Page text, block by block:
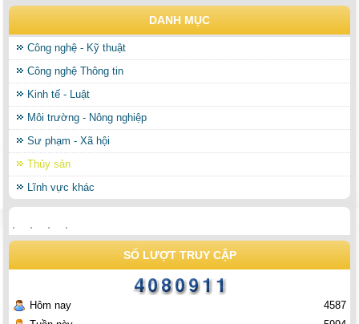
DANH MỤC
Công nghệ - Kỹ thuật
Công nghệ Thông tin
Kinh tế - Luật
Môi trường - Nông nghiệp
Sư phạm - Xã hội
Thủy sản
Lĩnh vực khác
SỐ LƯỢT TRUY CẬP
Hôm nay
4587